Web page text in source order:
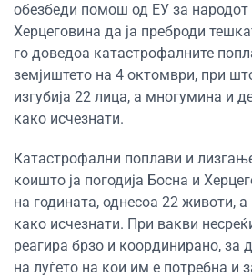
обезбеди помош од ЕУ за народот
Херцеговина да ја преброди
го доведоа катастрофалните
земјиштето на 4 октомври, при
изгубија 22 лица, а многумина и
како исчезнати.
Катастрофални поплави и
коишто ја погодија Босна и
на годината, однесоа 22 животи,
како исчезнати. При вакви
реагира брзо и координирано,
на луѓето на кои им е потребна и